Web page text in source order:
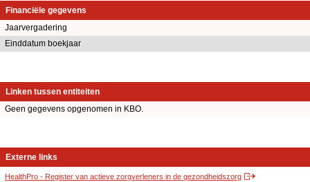
Financiële gegevens
Jaarvergadering
Einddatum boekjaar
Linken tussen entiteiten
Geen gegevens opgenomen in KBO.
Externe links
HealthPro - Register van actieve zorgverleners in de gezondheidszorg